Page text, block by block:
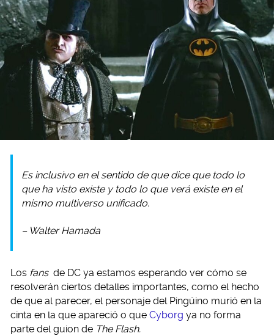
Es inclusivo en el sentido de que dice que todo lo
que ha visto existe y todo lo que verá existe en el
mismo multiverso unificado.
– Walter Hamada
Los fans de DC ya estamos esperando ver cómo se
resolverán ciertos detalles importantes, como el hecho
de que al parecer, el personaje del Pingüino murió en la
cinta en la que apareció o que Cyborg ya no forma
parte del guion de The Flash.